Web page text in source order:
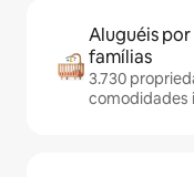
Aluguéis
famílias
3.730
comodidades